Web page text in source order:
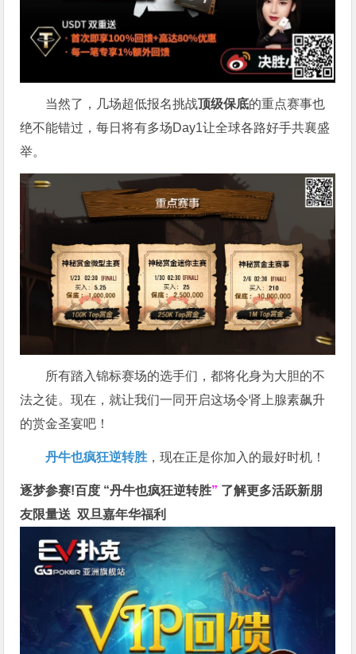
当然了，几场超低报名挑战顶级保底的重点赛事也
绝不能错过，每日将有多场Day1让全球各路好手共襄盛
举。
所有踏入锦标赛场的选手们，都将化身为大胆的不
法之徒。现在，就让我们一同开启这场令肾上腺素飙升
的赏金圣宴吧！
丹牛也疯狂逆转胜 ，现在正是你加入的最好时机！
逐梦参赛!百度 “丹牛也疯狂逆转胜” 了解更多活跃新朋
友限量送双旦嘉年华福利